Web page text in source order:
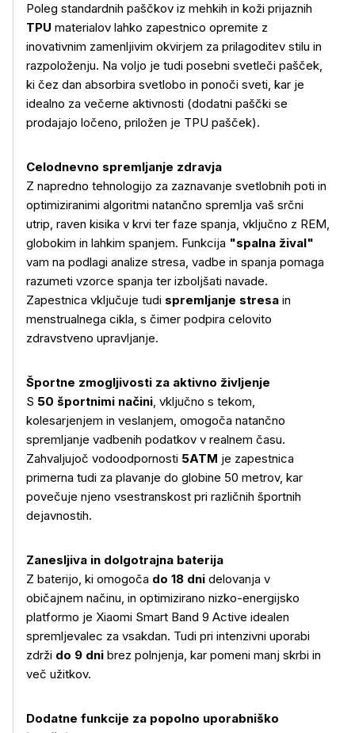
Več o izdelku
Poleg standardnih paščkov iz mehkih in koži prijaznih
TPU materialov lahko zapestnico opremite z
inovativnim zamenljivim okvirjem za prilagoditev stilu in
razpoloženju. Na voljo je tudi posebni svetleči pašček,
ki čez dan absorbira svetlobo in ponoči sveti, kar je
idealno za večerne aktivnosti (dodatni paščki se
prodajajo ločeno, priložen je TPU pašček).
Celodnevno spremljanje zdravja
Z napredno tehnologijo za zaznavanje svetlobnih poti in
optimiziranimi algoritmi natančno spremlja vaš srčni
utrip, raven kisika v krvi ter faze spanja, vključno z REM,
globokim in lahkim spanjem. Funkcija "spalna žival"
vam na podlagi analize stresa, vadbe in spanja pomaga
razumeti vzorce spanja ter izboljšati navade.
Zapestnica vključuje tudi spremljanje stresa in
menstrualnega cikla, s čimer podpira celovito
zdravstveno upravljanje.
Športne zmogljivosti za aktivno življenje
S 50 športnimi načini, vključno s tekom,
kolesarjenjem in veslanjem, omogoča natančno
spremljanje vadbenih podatkov v realnem času.
Zahvaljujoč vodoodpornosti 5ATM je zapestnica
primerna tudi za plavanje do globine 50 metrov, kar
povečuje njeno vsestranskost pri različnih športnih
dejavnostih.
Zanesljiva in dolgotrajna baterija
Z baterijo, ki omogoča do 18 dni delovanja v
običajnem načinu, in optimizirano nizko-energijsko
platformo je Xiaomi Smart Band 9 Active idealen
spremljevalec za vsakdan. Tudi pri intenzivni uporabi
zdrži do 9 dni brez polnjenja, kar pomeni manj skrbi in
več užitkov.
Dodatne funkcije za popolno uporabniško